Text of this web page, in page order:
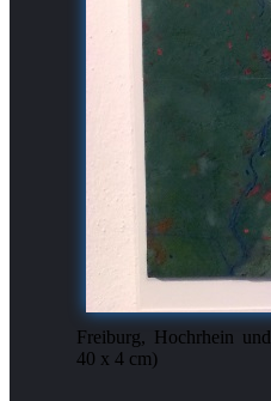
Freiburg, Hochrhein
40 x 4 cm)